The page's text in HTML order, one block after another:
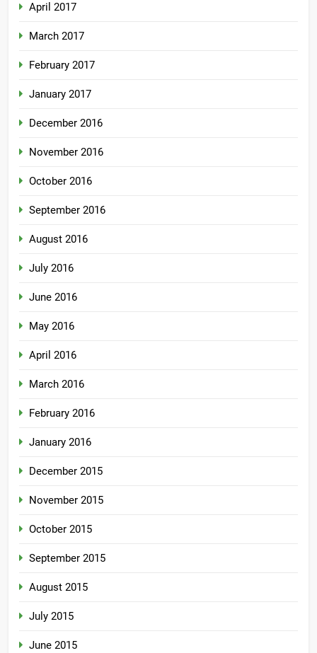
April 2017
March 2017
February 2017
January 2017
December 2016
November 2016
October 2016
September 2016
August 2016
July 2016
June 2016
May 2016
April 2016
March 2016
February 2016
January 2016
December 2015
November 2015
October 2015
September 2015
August 2015
July 2015
June 2015